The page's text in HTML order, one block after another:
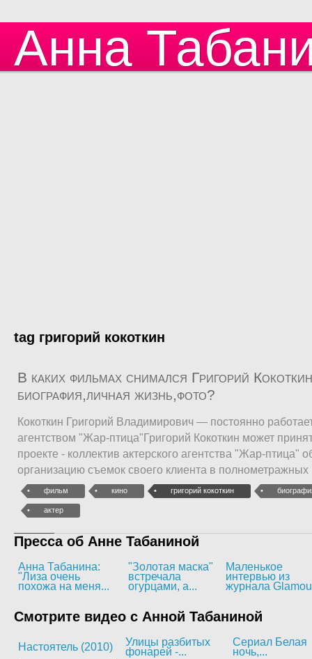
Анна
tag григорий кокоткин
В каких фильмах снимался Григорий
биография,личная жизнь,фото?
Кокоткин Григорий Владимирович — постоянно
агентством "Жар-птица"Григорий Кокоткин может
проекте - коллектив актерского агентства "Жар-птица"
организацию съемок своего клиента в полнометражных
фильм кино григорий кокоткин
актер
Пресса об Анне Табаниной
Анна Табанина:
"Лиза очень
похожа на меня...
"Золотая маска"
встречала
огурцами, а...
Маленькое
интервью из
журнала
Смотрите видео с Анной Табаниной
Настоятель (2010)
Улицы разбитых
фонарей -...
Сериал Белая
ночь,...